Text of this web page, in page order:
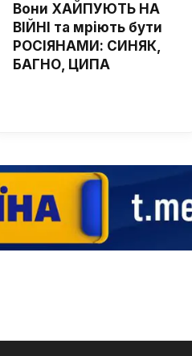
Вони ХАЙПУЮТЬ НА
ВІЙНІ та мріють бути
РОСІЯНАМИ: СИНЯК,
БАГНО, ЦИПА